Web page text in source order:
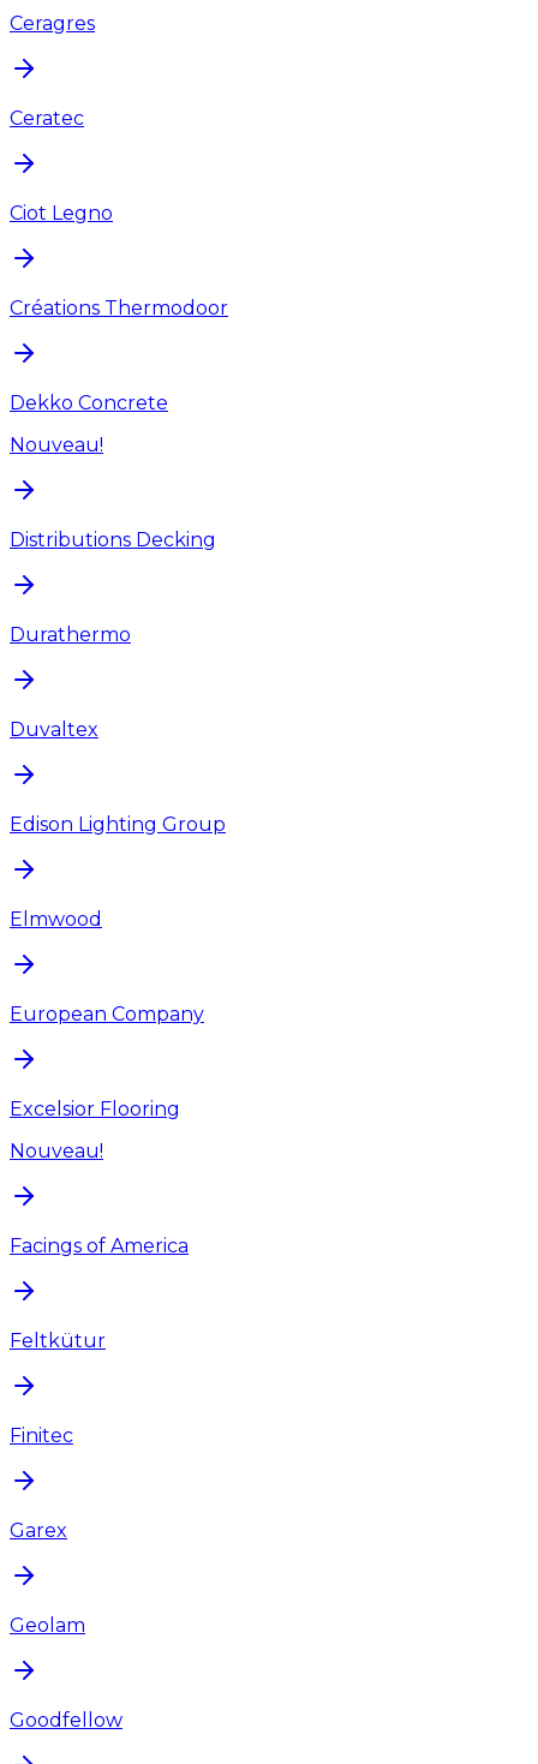
Ceragres
Ceratec
Ciot Legno
Créations Thermodoor
Dekko Concrete
Nouveau!
Distributions Decking
Durathermo
Duvaltex
Edison Lighting Group
Elmwood
European Company
Excelsior Flooring
Nouveau!
Facings of America
Feltkütur
Finitec
Garex
Geolam
Goodfellow